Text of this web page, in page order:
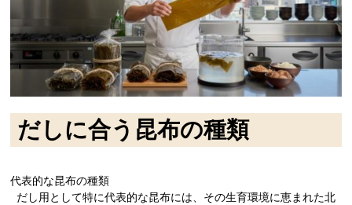
だしに合う昆布の種類
代表的な昆布の種類
だし用として特に代表的な昆布には、その生育環境に恵まれた北